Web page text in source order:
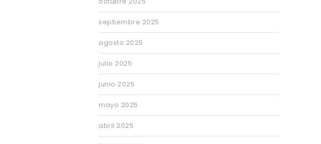
septiembre 2025
agosto 2025
julio 2025
junio 2025
mayo 2025
abril 2025